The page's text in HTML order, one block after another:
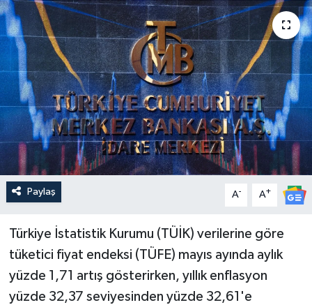
Paylaş A- A+
Türkiye İstatistik Kurumu (TÜİK) verilerine göre
tüketici fiyat endeksi (TÜFE) mayıs ayında aylık
yüzde 1,71 artış gösterirken, yıllık enflasyon
yüzde 32,37 seviyesinden yüzde 32,61'e